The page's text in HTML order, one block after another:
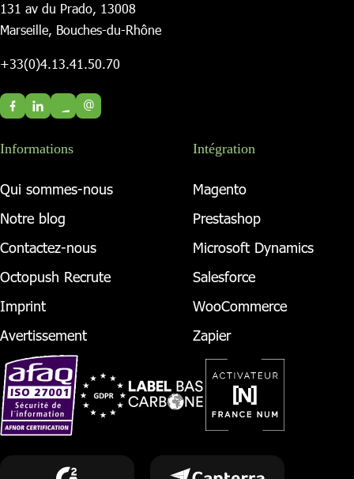
131 av du Prado, 13008
Marseille, Bouches-du-Rhône
+33(0)4.13.41.50.70
@
Informations
Qui sommes-nous
Notre blog
Contactez-nous
Octopush Recrute
Imprint
Avertissement
Intégration
Magento
Prestashop
Microsoft Dynamics
Salesforce
WooCommerce
Zapier